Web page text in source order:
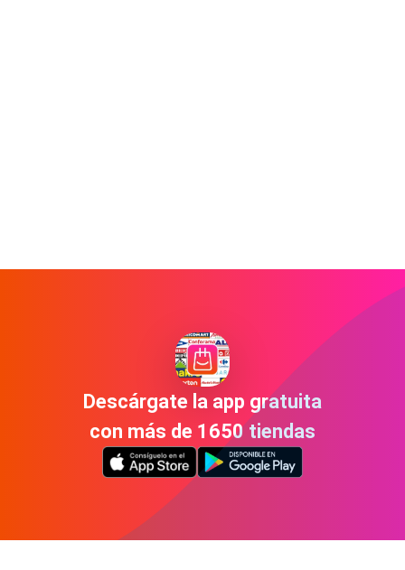
Descárgate la app gratuita
con más de 1650 tiendas